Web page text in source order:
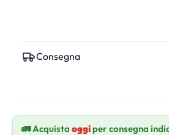
Consegna
🚛 Acquista oggiper consegna